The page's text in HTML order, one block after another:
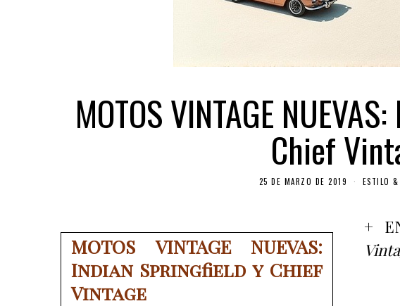
MOTOS VINTAGE
Chief
25 DE MARZO DE 2019 ESTILO &
MOTOS VINTAGE NUEVAS:
Indian Springfield y Chief
Vintage
+